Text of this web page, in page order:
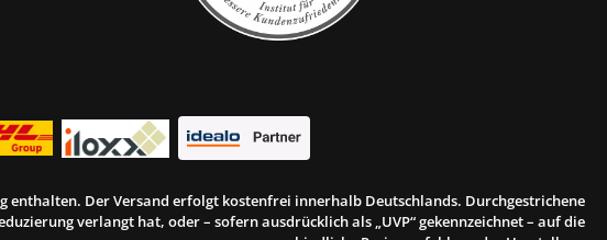
Der Versand erfolgt kostenfrei innerhalb Deutschlands. Durchgestrichene
verlangt hat, oder – sofern ausdrücklich als „UVP“ gekennzeichnet – auf die